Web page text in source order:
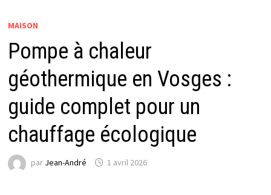
MAISON
Pompe à chaleur
géothermique en Vosges :
guide complet pour un
chauffage écologique
par Jean-André 1 avril 2026